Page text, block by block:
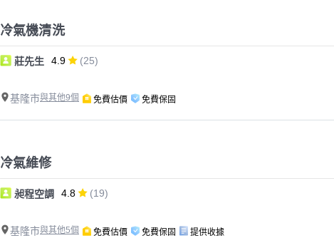
冷氣機清洗
莊先生 4.9 (25)
基隆市與其他9個 免費估價 免費保固
冷氣維修
昶程空調 4.8 (19)
基隆市與其他5個 免費估價 免費保固 提供收據